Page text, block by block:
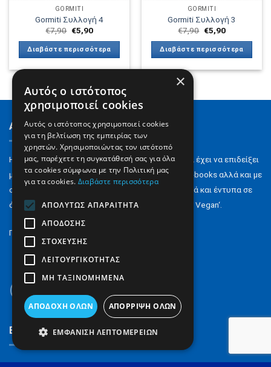
GORMITI
Gormiti Συλλογή 4
€7,90 Original
price
was:
€7,90.
€5,90Η
τιμή
είναι:
€5,90.
Διαβάστε περισσότερα
GORMITI
Gormiti Συλλογή 3
€7,90 Original
price
was:
€7,90.
€5,90Η
τιμή
είναι:
€5,90.
Διαβάστε περισσότερα
About us
H Digital Content ΑΕ ιδρύθηκε το 2000 και σήμερα έχει να επιδείξει
μια αξιόλογη παρουσία στον εκδοτικό χώρο με e-books αλλά και με
σειρά περιοδικών για Σταυρόλεξα & Su-doku αλλά και έντυπα σε
άλλους χώρους όπως το ‘Minimarket‘ ή το ‘Greek Vegan‘.
Περισσότερα..
Εξυπηρέτηση πελατών
×
Αυτός ο ιστότοπος
χρησιμοποιεί cookies
Αυτός ο ιστότοπος χρησιμοποιεί cookies
για τη βελτίωση της εμπειρίας των
χρηστών. Χρησιμοποιώντας τον ιστότοπό
μας, παρέχετε τη συγκατάθεσή σας για όλα
τα cookies σύμφωνα με την Πολιτική μας
για τα cookies. Διαβάστε περισσότερα
ΑΠΟΛΎΤΩΣ ΑΠΑΡΑΊΤΗΤΑ
ΑΠΌΔΟΣΗΣ
ΣΤΌΧΕΥΣΗΣ
ΛΕΙΤΟΥΡΓΙΚΌΤΗΤΑΣ
ΜΗ ΤΑΞΙΝΟΜΗΜΈΝΑ
ΑΠΟΔΟΧΉ ΌΛΩΝ ΑΠΌΡΡΙΨΗ ΌΛΩΝ
ΕΜΦΆΝΙΣΗ ΛΕΠΤΟΜΕΡΕΙΏΝ